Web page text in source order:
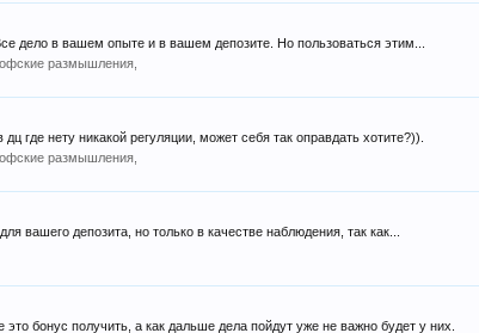
дело в вашем опыте и в вашем депозите. Но пользоваться этим...
размышления,
где нету никакой регуляции, может себя так оправдать хотите?)).
размышления,
вашего депозита, но только в качестве наблюдения, так как...
бонус получить, а как дальше дела пойдут уже не важно будет у них.